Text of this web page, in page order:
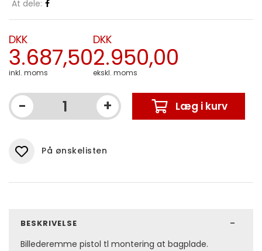
At dele:
3.687,50
DKK
inkl. moms
2.950,00
DKK
ekskl. moms
- + Læg i kurv
På ønskelisten
BESKRIVELSE
Billederemme pistol tl montering at bagplade.